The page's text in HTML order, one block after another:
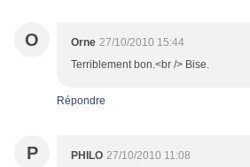
O Orne 27/10/2010 15:44
Terriblement bon.<br /> Bise.
Répondre
P PHILO 27/10/2010 11:08